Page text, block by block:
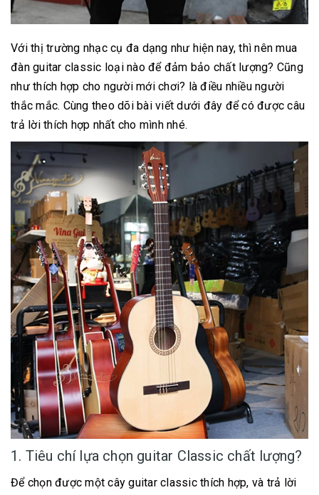
Với thị trường nhạc cụ đa dạng như hiện nay, thì nên mua
đàn guitar classic loại nào để đảm bảo chất lượng? Cũng
như thích hợp cho người mới chơi? là điều nhiều người
thắc mắc. Cùng theo dõi bài viết dưới đây để có được câu
trả lời thích hợp nhất cho mình nhé.
1. Tiêu chí lựa chọn guitar Classic chất lượng?
Để chọn được một cây guitar classic thích hợp, và trả lời